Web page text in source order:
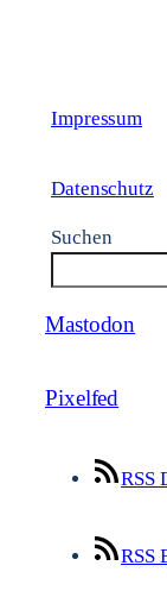
Impressum
Datenschutz
Suchen
Mastodon
Pixelfed
RSS
RSS